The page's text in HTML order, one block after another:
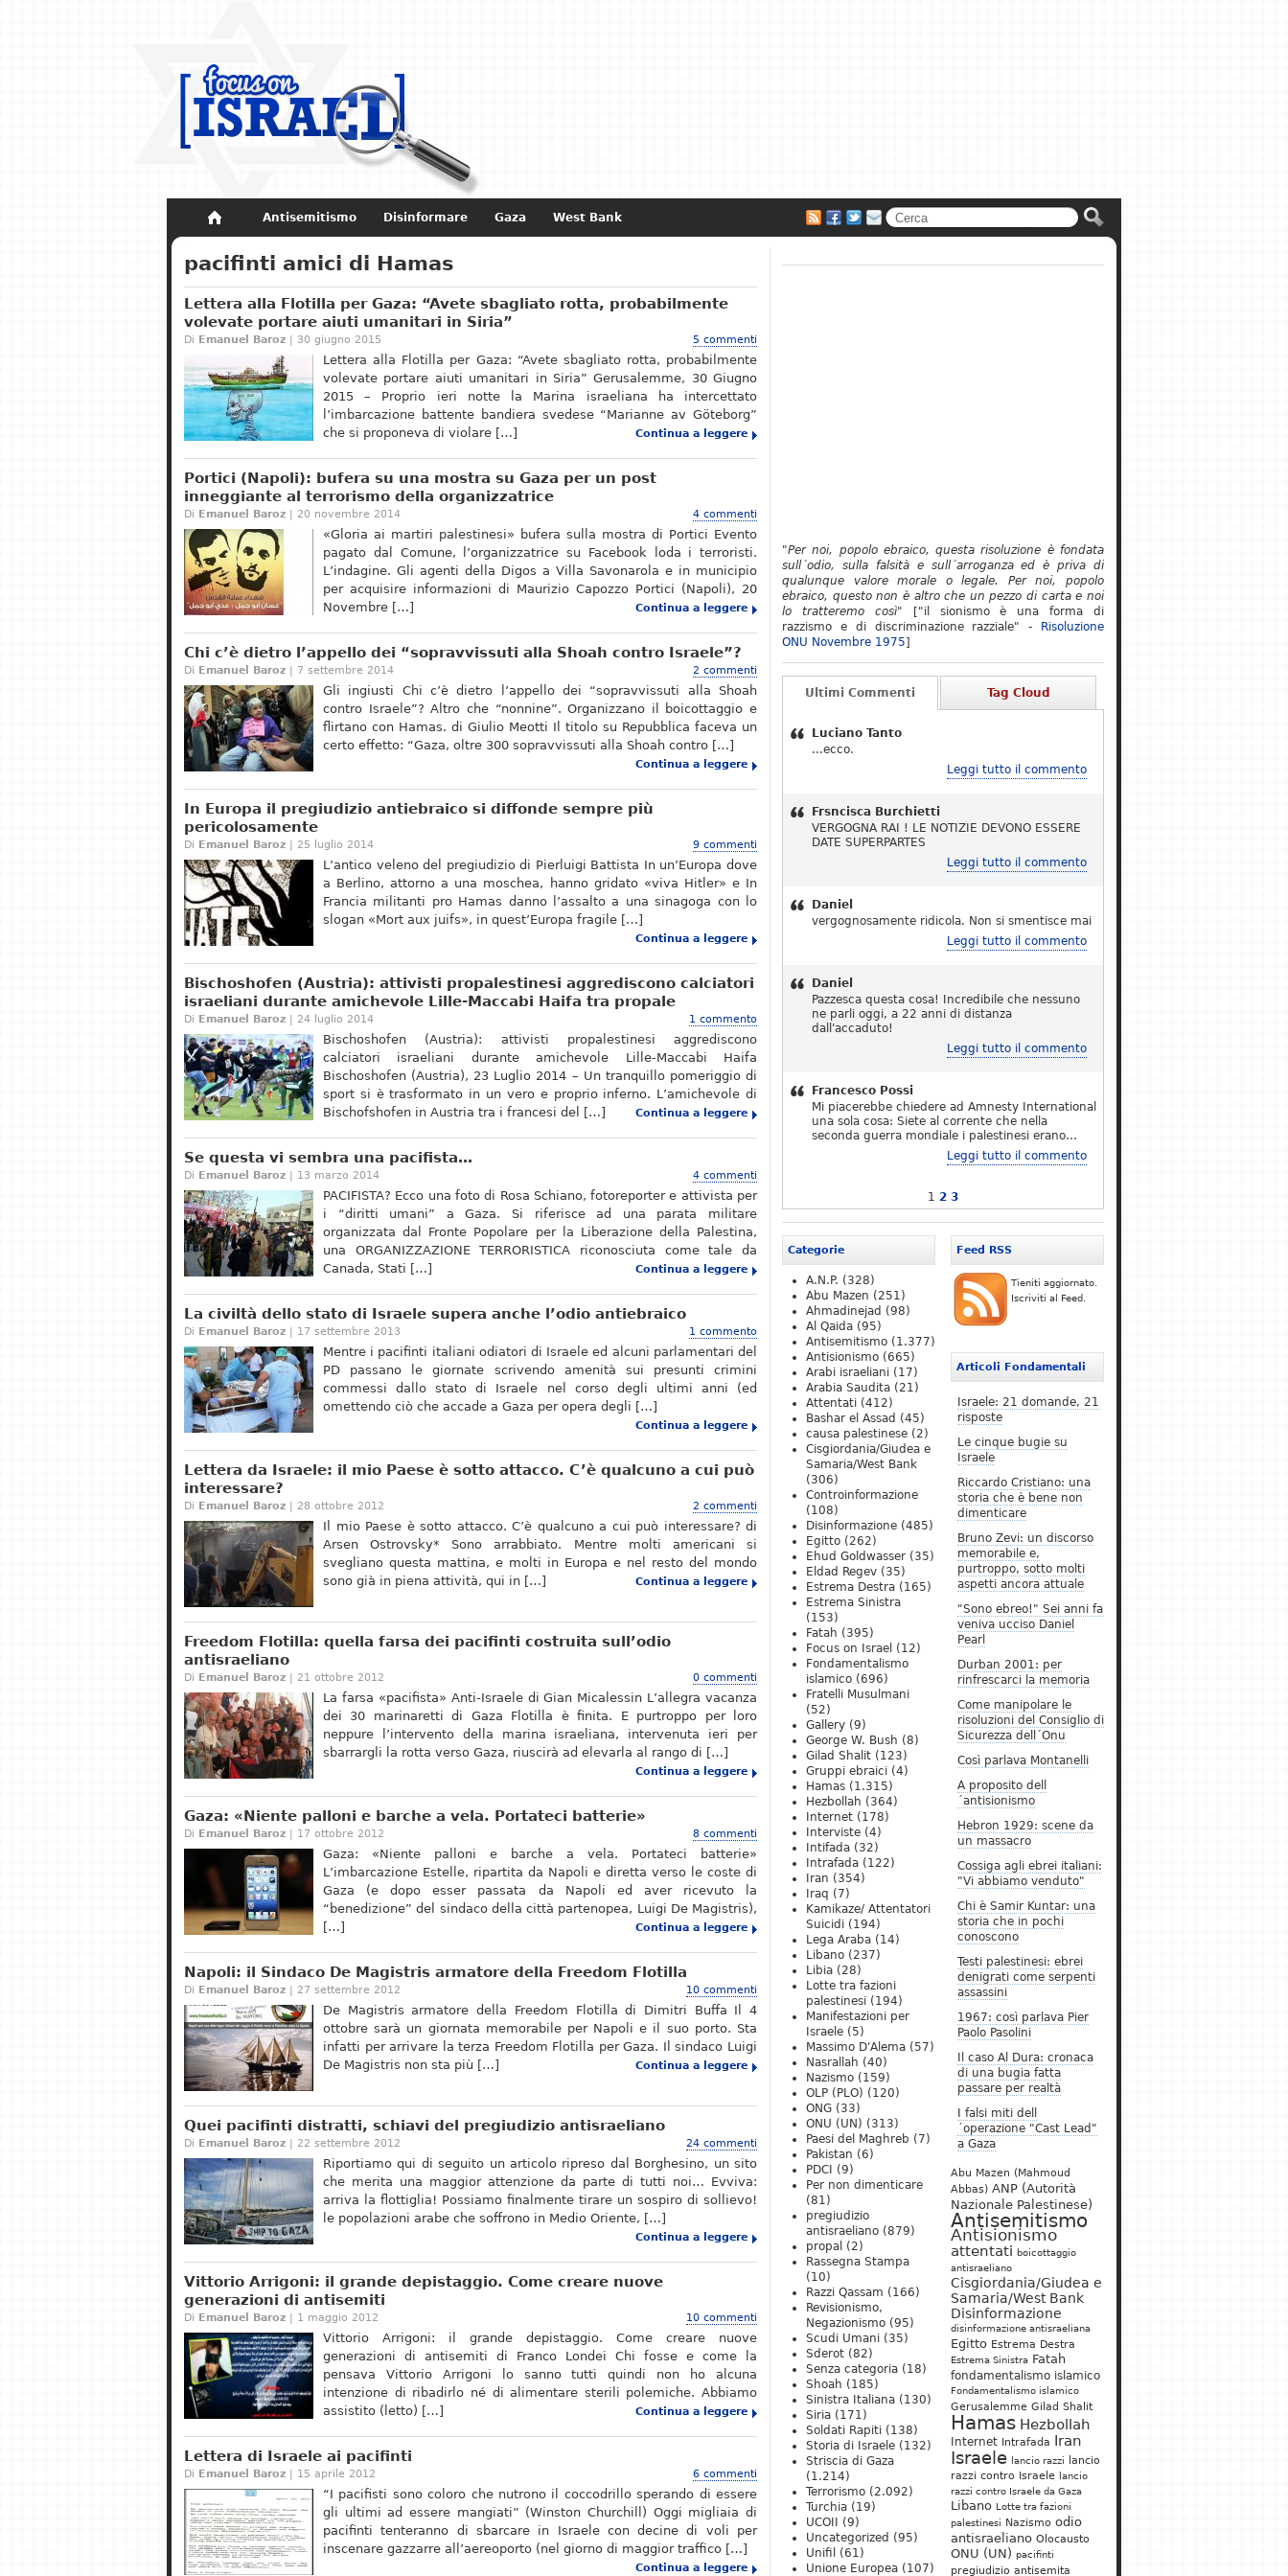
Antisemitismo Disinformare Gaza West Bank
Non dimenticare Storia di Israele
pacifinti amici di Hamas
Lettera alla Flotilla per Gaza: “Avete sbagliato rotta, probabilmente
volevate portare aiuti umanitari in Siria”
Di Emanuel Baroz | 30 giugno 2015 5 commenti
Lettera alla Flotilla per Gaza: “Avete sbagliato rotta, probabilmente
volevate portare aiuti umanitari in Siria” Gerusalemme, 30 Giugno
2015 – Proprio ieri notte la Marina israeliana ha intercettato
l’imbarcazione battente bandiera svedese “Marianne av Göteborg”
che si proponeva di violare […]
Continua a leggere
Portici (Napoli): bufera su una mostra su Gaza per un post
inneggiante al terrorismo della organizzatrice
Di Emanuel Baroz | 20 novembre 2014 4 commenti
«Gloria ai martiri palestinesi» bufera sulla mostra di Portici Evento
pagato dal Comune, l’organizzatrice su Facebook loda i terroristi.
L’indagine. Gli agenti della Digos a Villa Savonarola e in municipio
per acquisire informazioni di Maurizio Capozzo Portici (Napoli), 20
Novembre […]
Continua a leggere
Chi c’è dietro l’appello dei “sopravvissuti alla Shoah contro Israele”?
Di Emanuel Baroz | 7 settembre 2014 2 commenti
Gli ingiusti Chi c’è dietro l’appello dei “sopravvissuti alla Shoah
contro Israele”? Altro che “nonnine”. Organizzano il boicottaggio e
flirtano con Hamas. di Giulio Meotti Il titolo su Repubblica faceva un
certo effetto: “Gaza, oltre 300 sopravvissuti alla Shoah contro […]
Continua a leggere
In Europa il pregiudizio antiebraico si diffonde sempre più
pericolosamente
Di Emanuel Baroz | 25 luglio 2014 9 commenti
L’antico veleno del pregiudizio di Pierluigi Battista In un’Europa dove
a Berlino, attorno a una moschea, hanno gridato «viva Hitler» e In
Francia militanti pro Hamas danno l’assalto a una sinagoga con lo
slogan «Mort aux juifs», in quest’Europa fragile […]
Continua a leggere
Bischoshofen (Austria): attivisti propalestinesi aggrediscono calciatori
israeliani durante amichevole Lille-Maccabi Haifa tra propale
Di Emanuel Baroz | 24 luglio 2014 1 commento
Bischoshofen (Austria): attivisti propalestinesi aggrediscono
calciatori israeliani durante amichevole Lille-Maccabi Haifa
Bischoshofen (Austria), 23 Luglio 2014 – Un tranquillo pomeriggio di
sport si è trasformato in un vero e proprio inferno. L’amichevole di
Bischofshofen in Austria tra i francesi del […]
Continua a leggere
Se questa vi sembra una pacifista…
Di Emanuel Baroz | 13 marzo 2014 4 commenti
PACIFISTA? Ecco una foto di Rosa Schiano, fotoreporter e attivista per
i “diritti umani” a Gaza. Si riferisce ad una parata militare
organizzata dal Fronte Popolare per la Liberazione della Palestina,
una ORGANIZZAZIONE TERRORISTICA riconosciuta come tale da
Canada, Stati […]
Continua a leggere
La civiltà dello stato di Israele supera anche l’odio antiebraico
Di Emanuel Baroz | 17 settembre 2013 1 commento
Mentre i pacifinti italiani odiatori di Israele ed alcuni parlamentari del
PD passano le giornate scrivendo amenità sui presunti crimini
commessi dallo stato di Israele nel corso degli ultimi anni (ed
omettendo ciò che accade a Gaza per opera degli […]
Continua a leggere
Lettera da Israele: il mio Paese è sotto attacco. C’è qualcuno a cui può
interessare?
Di Emanuel Baroz | 28 ottobre 2012 2 commenti
Il mio Paese è sotto attacco. C’è qualcuno a cui può interessare? di
Arsen Ostrovsky* Sono arrabbiato. Mentre molti americani si
svegliano questa mattina, e molti in Europa e nel resto del mondo
sono già in piena attività, qui in […]
Continua a leggere
Freedom Flotilla: quella farsa dei pacifinti costruita sull’odio
antisraeliano
Di Emanuel Baroz | 21 ottobre 2012 0 commenti
La farsa «pacifista» Anti-Israele di Gian Micalessin L’allegra vacanza
dei 30 marinaretti di Gaza Flotilla è finita. E purtroppo per loro
neppure l’intervento della marina israeliana, intervenuta ieri per
sbarrargli la rotta verso Gaza, riuscirà ad elevarla al rango di […]
Continua a leggere
Gaza: «Niente palloni e barche a vela. Portateci batterie»
Di Emanuel Baroz | 17 ottobre 2012 8 commenti
Gaza: «Niente palloni e barche a vela. Portateci batterie»
L’imbarcazione Estelle, ripartita da Napoli e diretta verso le coste di
Gaza (e dopo esser passata da Napoli ed aver ricevuto la
“benedizione” del sindaco della città partenopea, Luigi De Magistris),
[…]
Continua a leggere
Napoli: il Sindaco De Magistris armatore della Freedom Flotilla
Di Emanuel Baroz | 27 settembre 2012 10 commenti
De Magistris armatore della Freedom Flotilla di Dimitri Buffa Il 4
ottobre sarà un giornata memorabile per Napoli e il suo porto. Sta
infatti per arrivare la terza Freedom Flotilla per Gaza. Il sindaco Luigi
De Magistris non sta più […]
Continua a leggere
Quei pacifinti distratti, schiavi del pregiudizio antisraeliano
Di Emanuel Baroz | 22 settembre 2012 24 commenti
Riportiamo qui di seguito un articolo ripreso dal Borghesino, un sito
che merita una maggior attenzione da parte di tutti noi… Evviva:
arriva la flottiglia! Possiamo finalmente tirare un sospiro di sollievo!
le popolazioni arabe che soffrono in Medio Oriente, […]
Continua a leggere
Vittorio Arrigoni: il grande depistaggio. Come creare nuove
generazioni di antisemiti
Di Emanuel Baroz | 1 maggio 2012 10 commenti
Vittorio Arrigoni: il grande depistaggio. Come creare nuove
generazioni di antisemiti di Franco Londei Chi fosse e come la
pensava Vittorio Arrigoni lo sanno tutti quindi non ho alcuna
intenzione di ribadirlo né di alimentare sterili polemiche. Abbiamo
assistito (letto) […]
Continua a leggere
Lettera di Israele ai pacifinti
Di Emanuel Baroz | 15 aprile 2012 6 commenti
“I pacifisti sono coloro che nutrono il coccodrillo sperando di essere
gli ultimi ad essere mangiati” (Winston Churchill) Oggi migliaia di
pacifinti tenteranno di sbarcare in Israele con decine di voli per
inscenare gazzarre all’aereoporto (nel giorno di maggior traffico […]
Continua a leggere
"Per noi, popolo ebraico, questa risoluzione è fondata
sull´odio, sulla falsità e sull´arroganza ed è priva di
qualunque valore morale o legale. Per noi, popolo
ebraico, questo non è altro che un pezzo di carta e noi
lo tratteremo così" ["il sionismo è una forma di
razzismo e di discriminazione razziale" -
Risoluzione
ONU Novembre 1975]
Ultimi Commenti Tag Cloud
Luciano Tanto
...ecco.
Leggi tutto il commento
Frsncisca Burchietti
VERGOGNA RAI ! LE NOTIZIE DEVONO ESSERE
DATE SUPERPARTES
Leggi tutto il commento
Daniel
vergognosamente ridicola. Non si smentisce mai
Leggi tutto il commento
Daniel
Pazzesca questa cosa! Incredibile che nessuno
ne parli oggi, a 22 anni di distanza
dall'accaduto!
Leggi tutto il commento
Francesco Possi
Mi piacerebbe chiedere ad Amnesty International
una sola cosa: Siete al corrente che nella
seconda guerra mondiale i palestinesi erano…
Leggi tutto il commento
1 2 3
Feed RSS
Tieniti aggiornato.
Iscriviti al Feed.
Articoli Fondamentali
Israele: 21 domande, 21
risposte
Le cinque bugie su
Israele
Riccardo Cristiano: una
storia che è bene non
dimenticare
Bruno Zevi: un discorso
memorabile e,
purtroppo, sotto molti
aspetti ancora attuale
"Sono ebreo!" Sei anni fa
veniva ucciso Daniel
Pearl
Durban 2001: per
rinfrescarci la memoria
Come manipolare le
risoluzioni del Consiglio di
Sicurezza dell´Onu
Così parlava Montanelli
A proposito dell
´antisionismo
Hebron 1929: scene da
un massacro
Cossiga agli ebrei italiani:
"Vi abbiamo venduto"
Chi è Samir Kuntar: una
storia che in pochi
conoscono
Testi palestinesi: ebrei
denigrati come serpenti
assassini
1967: così parlava Pier
Paolo Pasolini
Il caso Al Dura: cronaca
di una bugia fatta
passare per realtà
I falsi miti dell
´operazione "Cast Lead"
a Gaza
Abu Mazen (Mahmoud
Abbas) ANP (Autorità
Nazionale Palestinese)
Antisemitismo
Antisionismo
attentati boicottaggio
antisraeliano
Cisgiordania/Giudea e
Samaria/West Bank
Disinformazione
disinformazione antisraeliana
Egitto Estrema Destra
Estrema Sinistra Fatah
fondamentalismo islamico
Fondamentalismo islamico
Gerusalemme Gilad Shalit
Hamas Hezbollah
Internet Intrafada Iran
Israele lancio razzi
lancio
razzi contro Israele lancio
razzi contro Israele da Gaza
Libano Lotte tra fazioni
palestinesi Nazismo odio
antisraeliano Olocausto
ONU (UN) pacifinti
pregiudizio antisemita
Categorie
A.N.P. (328)
Abu Mazen (251)
Ahmadinejad (98)
Al Qaida (95)
Antisemitismo (1.377)
Antisionismo (665)
Arabi israeliani (17)
Arabia Saudita (21)
Attentati (412)
Bashar el Assad (45)
causa palestinese (2)
Cisgiordania/Giudea e
Samaria/West Bank
(306)
Controinformazione
(108)
Disinformazione (485)
Egitto (262)
Ehud Goldwasser (35)
Eldad Regev (35)
Estrema Destra (165)
Estrema Sinistra
(153)
Fatah (395)
Focus on Israel (12)
Fondamentalismo
islamico (696)
Fratelli Musulmani
(52)
Gallery (9)
George W. Bush (8)
Gilad Shalit (123)
Gruppi ebraici (4)
Hamas (1.315)
Hezbollah (364)
Internet (178)
Interviste (4)
Intifada (32)
Intrafada (122)
Iran (354)
Iraq (7)
Kamikaze/ Attentatori
Suicidi (194)
Lega Araba (14)
Libano (237)
Libia (28)
Lotte tra fazioni
palestinesi (194)
Manifestazioni per
Israele (5)
Massimo D'Alema (57)
Nasrallah (40)
Nazismo (159)
OLP (PLO) (120)
ONG (33)
ONU (UN) (313)
Paesi del Maghreb (7)
Pakistan (6)
PDCI
(9)
Per non dimenticare
(81)
pregiudizio
antisraeliano (879)
propal (2)
Rassegna Stampa
(10)
Razzi Qassam (166)
Revisionismo,
Negazionismo (95)
Scudi Umani (35)
Sderot (82)
Senza categoria (18)
Shoah (185)
Sinistra Italiana (130)
Siria (171)
Soldati Rapiti (138)
Storia di Israele (132)
Striscia di Gaza
(1.214)
Terrorismo (2.092)
Turchia (19)
UCOII
(9)
Uncategorized (95)
Unifil
(61)
Unione Europea (107)